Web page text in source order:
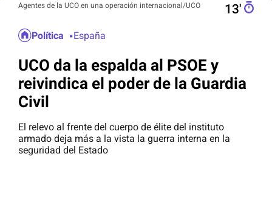
Agentes de la UCO en una operación internacional/UCO 13′
Política España
UCO da la espalda al PSOE y
reivindica el poder de la Guardia
Civil
El relevo al frente del cuerpo de élite del instituto
armado deja más a la vista la guerra interna en la
seguridad del Estado